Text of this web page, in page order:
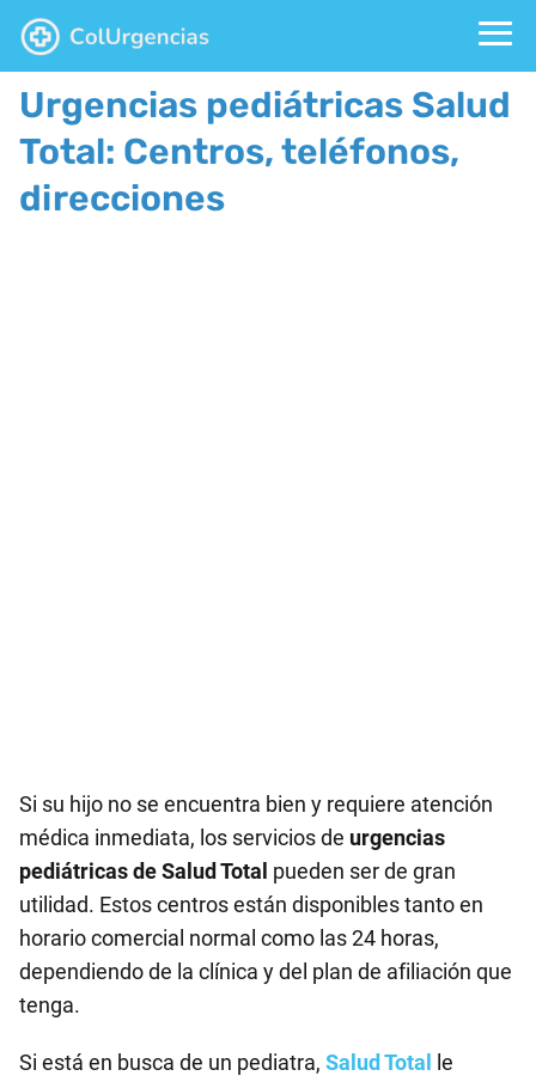
Urgencias pediátricas Salud
Total: Centros, teléfonos,
direcciones
Si su hijo no se encuentra bien y requiere atención
médica inmediata, los servicios de urgencias
pediátricas de Salud Total pueden ser de gran
utilidad. Estos centros están disponibles tanto en
horario comercial normal como las 24 horas,
dependiendo de la clínica y del plan de afiliación que
tenga.
Si está en busca de un pediatra, Salud Total
le